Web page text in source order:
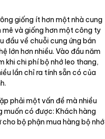
giống ít hơn một nhà cung
và giống hơn một công ty
đầu về chuỗi cung ứng bán
lớn hơn nhiều. Vào đầu năm
khi chi phí bộ nhớ leo thang,
lần chỉ ra tính sẵn có của
phải một vấn đề mà nhiều
muốn có được: Khách hàng
bộ phận mua hàng bộ nhớ